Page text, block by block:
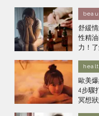
舒緩
性精
力！
歐美
4步驟
冥想